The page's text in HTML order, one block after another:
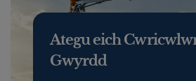
Ategu eich
Gwyrdd